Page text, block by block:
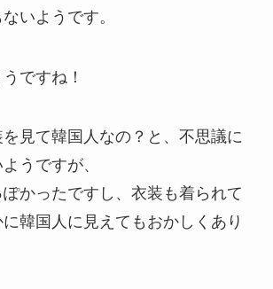
いようです。
ですね！
見て韓国人なの？と、不思議に
うですが、
かったですし、衣装も着られて
韓国人に見えてもおかしくあり